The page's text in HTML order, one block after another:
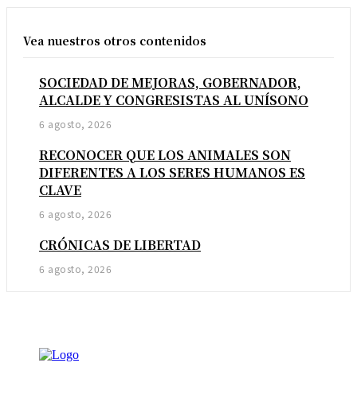
Vea nuestros otros contenidos
SOCIEDAD DE MEJORAS, GOBERNADOR,
ALCALDE Y CONGRESISTAS AL UNÍSONO
6 agosto, 2026
RECONOCER QUE LOS ANIMALES SON
DIFERENTES A LOS SERES HUMANOS ES
CLAVE
6 agosto, 2026
CRÓNICAS DE LIBERTAD
6 agosto, 2026